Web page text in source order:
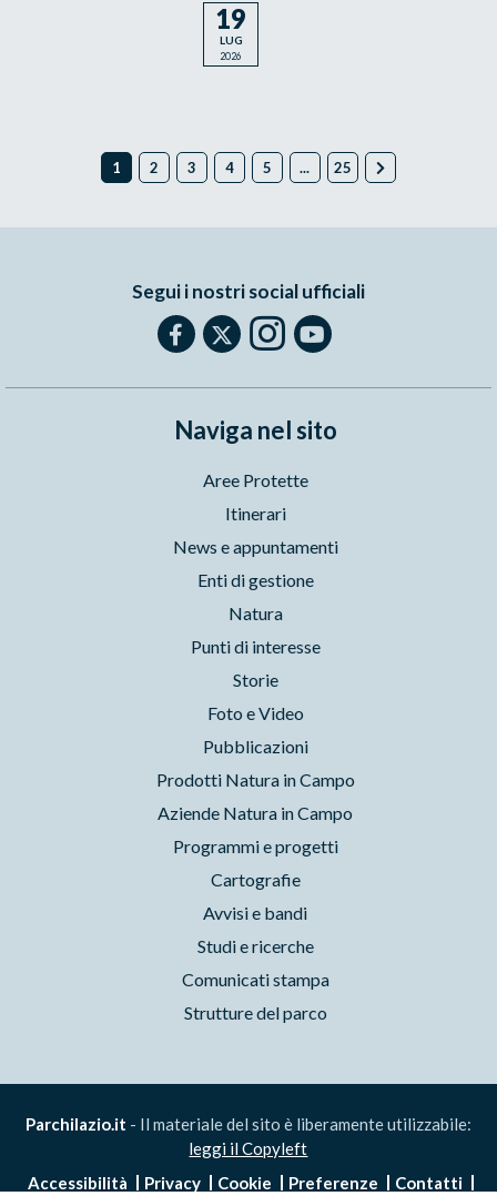
19
LUG
2026
1 2 3 4 5 ... 25
Segui i nostri social ufficiali
Naviga nel sito
Aree Protette
Itinerari
News e appuntamenti
Enti di gestione
Natura
Punti di interesse
Storie
Foto e Video
Pubblicazioni
Prodotti Natura in Campo
Aziende Natura in Campo
Programmi e progetti
Cartografie
Avvisi e bandi
Studi e ricerche
Comunicati stampa
Strutture del parco
Parchilazio.it - Il materiale del sito è liberamente utilizzabile:
leggi il Copyleft
Accessibilità
Privacy Cookie Preferenze
Contatti